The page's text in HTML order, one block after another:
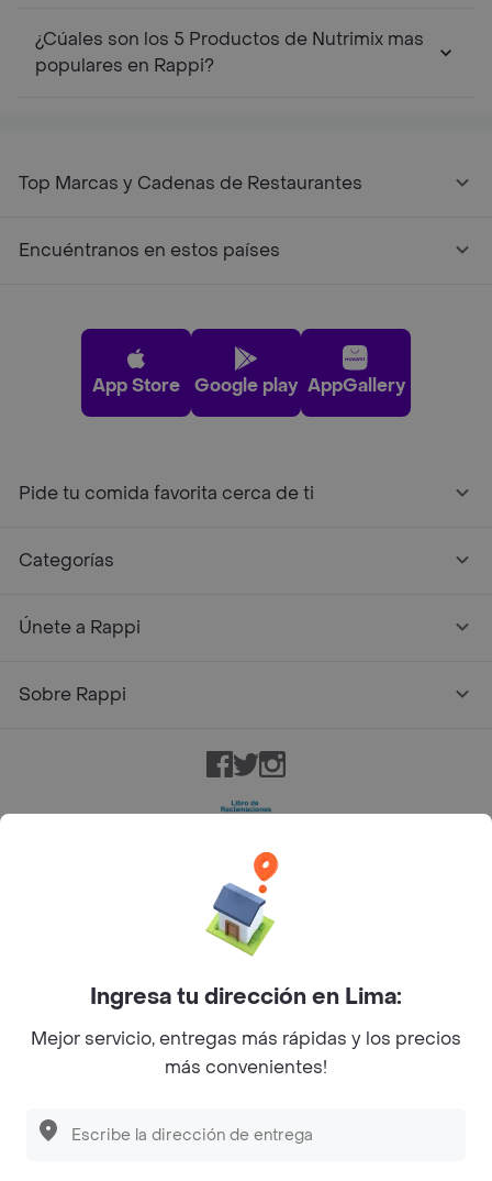
¿Cúales son los 5 Productos de Nutrimix mas
populares en Rappi?
Top Marcas y Cadenas de Restaurantes
Encuéntranos en estos países
App Store Google play AppGallery
Pide tu comida favorita cerca de ti
Categorías
Únete a Rappi
Sobre Rappi
Facebook
TwitterInstagram
Rappi Inc. All rights reserved.
Ingresa tu dirección en Lima:
Mejor servicio, entregas más rápidas y los precios
más convenientes!